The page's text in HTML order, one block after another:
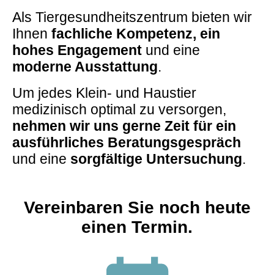
Als Tiergesundheitszentrum bieten wir
Ihnen fachliche Kompetenz, ein
hohes Engagement und eine
moderne Ausstattung.
Um jedes Klein- und Haustier
medizinisch optimal zu versorgen,
nehmen wir uns gerne Zeit für ein
ausführliches Beratungsgespräch
und eine sorgfältige Untersuchung.
Vereinbaren Sie noch heute
einen Termin.